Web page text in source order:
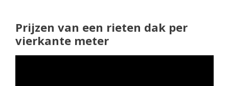
Prijzen van een rieten dak per
vierkante meter